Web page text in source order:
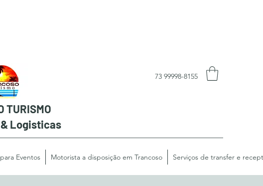
Eventos Motorista a disposição em Trancoso Serviços de transfer e
TURISMO
Logisticas
73 99998-8155